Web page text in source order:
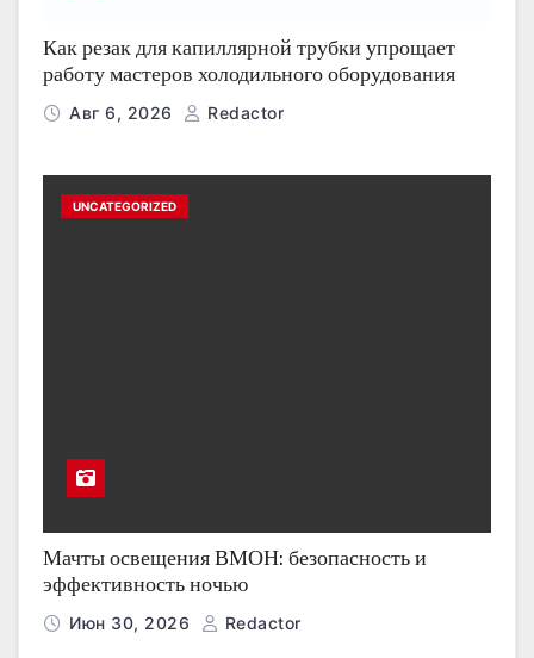
Как резак для капиллярной трубки упрощает
работу мастеров холодильного оборудования
Авг 6, 2026 Redactor
UNCATEGORIZED
Мачты освещения ВМОН: безопасность и
эффективность ночью
Июн 30, 2026 Redactor